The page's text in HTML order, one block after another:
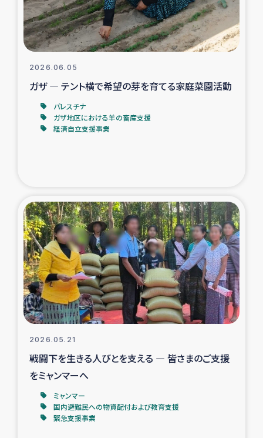
2026.06.05
ガザ ― テント横で希望の芽を育てる家庭菜園活動
パレスチナ
ガザ地区における羊の畜産支援
経済自立支援事業
2026.05.21
戦闘下を生きる人びとを支える ― 皆さまのご支援
をミャンマーへ
ミャンマー
国内避難民への物資配付および教育支援
緊急支援事業